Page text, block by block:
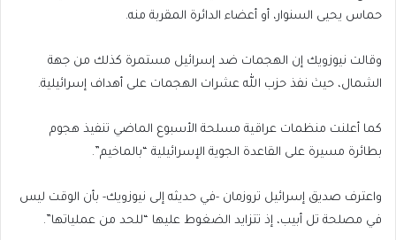
حماس يحيى السنوار، أو أعضاء الدائرة المقربة منه.
وقالت نيوزويك إن الهجمات ضد إسرائيل مستمرة كذلك من جهة
الشمال، حيث نفذ حزب الله عشرات الهجمات على أهداف إسرائيلية.
كما أعلنت منظمات عراقية مسلحة الأسبوع الماضي تنفيذ هجوم
بطائرة مسيرة على القاعدة الجوية الإسرائيلية “بالماخيم”.
واعترف صديق إسرائيل تروزمان -في حديثه إلى نيوزويك- بأن الوقت ليس
في مصلحة تل أبيب، إذ تتزايد الضغوط عليها “للحد من عملياتها”.